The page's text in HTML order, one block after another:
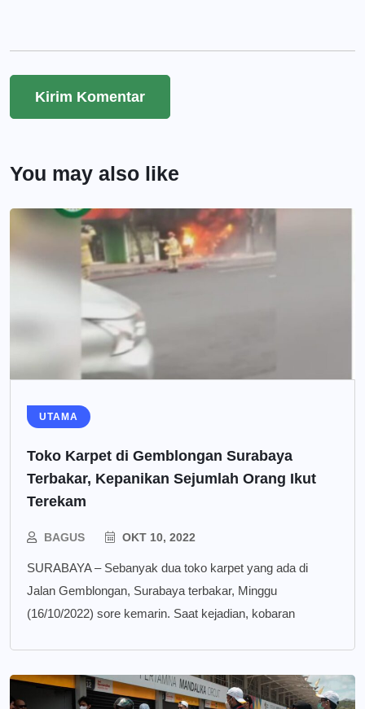
You may also like
UTAMA
Toko Karpet di Gemblongan Surabaya
Terbakar, Kepanikan Sejumlah Orang Ikut
Terekam
BAGUS OKT 10, 2022
SURABAYA – Sebanyak dua toko karpet yang ada di
Jalan Gemblongan, Surabaya terbakar, Minggu
(16/10/2022) sore kemarin. Saat kejadian, kobaran